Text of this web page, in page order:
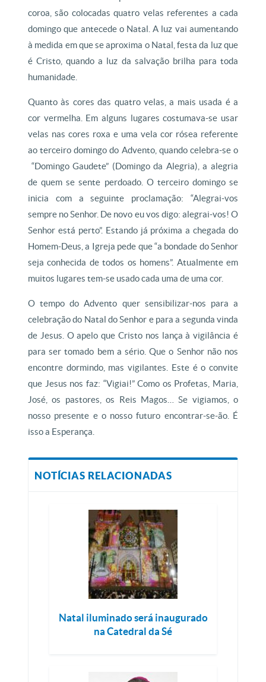
coroa, são colocadas quatro velas referentes a cada
domingo que antecede o Natal. A luz vai aumentando
à medida em que se aproxima o Natal, festa da luz que
é Cristo, quando a luz da salvação brilha para toda
humanidade.
Quanto às cores das quatro velas, a mais usada é a
cor vermelha. Em alguns lugares costumava-se usar
velas nas cores roxa e uma vela cor rósea referente
ao terceiro domingo do Advento, quando celebra-se o
“Domingo Gaudete” (Domingo da Alegria), a alegria
de quem se sente perdoado. O terceiro domingo se
inicia com a seguinte proclamação: “Alegrai-vos
sempre no Senhor. De novo eu vos digo: alegrai-vos! O
Senhor está perto”. Estando já próxima a chegada do
Homem-Deus, a Igreja pede que “a bondade do Senhor
seja conhecida de todos os homens”. Atualmente em
muitos lugares tem-se usado cada uma de uma cor.
O tempo do Advento quer sensibilizar-nos para a
celebração do Natal do Senhor e para a segunda vinda
de Jesus. O apelo que Cristo nos lança à vigilância é
para ser tomado bem a sério. Que o Senhor não nos
encontre dormindo, mas vigilantes. Este é o convite
que Jesus nos faz: “Vigiai!” Como os Profetas, Maria,
José, os pastores, os Reis Magos… Se vigiamos, o
nosso presente e o nosso futuro encontrar-se-ão. É
isso a Esperança.
NOTÍCIAS RELACIONADAS
Natal iluminado será inaugurado
na Catedral da Sé